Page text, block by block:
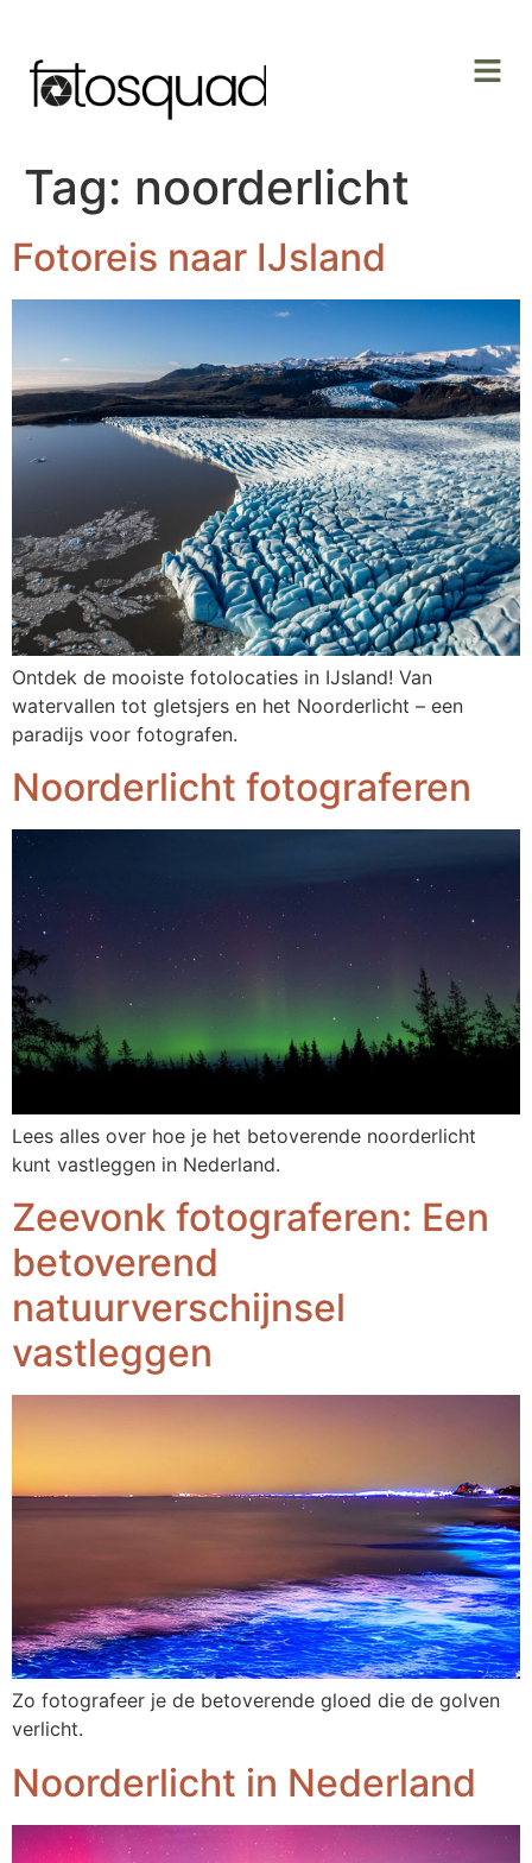
Tag: noorderlicht
Fotoreis naar IJsland
Ontdek de mooiste fotolocaties in IJsland! Van
watervallen tot gletsjers en het Noorderlicht – een
paradijs voor fotografen.
Noorderlicht fotograferen
Lees alles over hoe je het betoverende noorderlicht
kunt vastleggen in Nederland.
Zeevonk fotograferen: Een
betoverend
natuurverschijnsel
vastleggen
Zo fotografeer je de betoverende gloed die de golven
verlicht.
Noorderlicht in Nederland